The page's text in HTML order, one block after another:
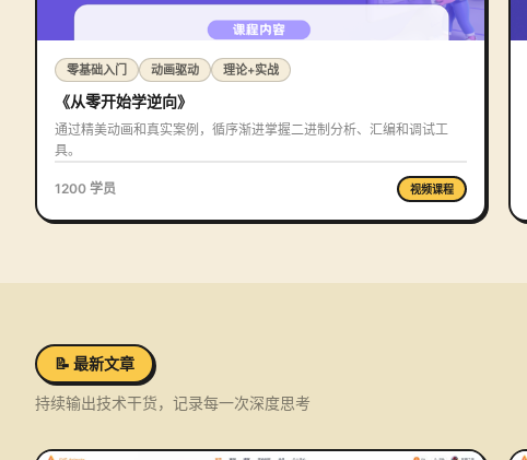
零基础入门 动画驱动 理论+实战
《从零开始学逆向》
通过精美动画和真实案例，循序渐进掌握二进制分析、汇编和调试工
具。
1200 学员 视频课程
📝 最新文章
持续输出技术干货，记录每一次深度思考